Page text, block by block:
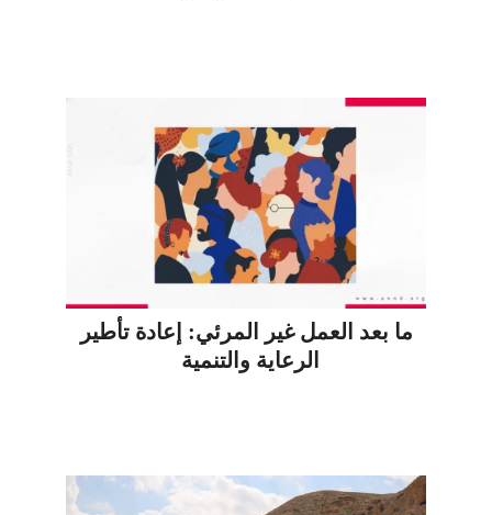
ما بعد العمل غير المرئي: إعادة تأطير
الرعاية والتنمية